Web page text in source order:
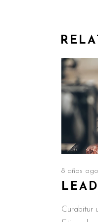
8 años ago
Curabitur